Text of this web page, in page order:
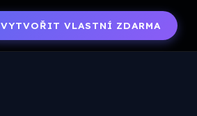
VYTVOŘIT VLASTNÍ ZDARMA